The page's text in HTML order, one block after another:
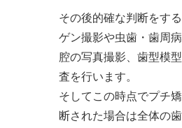
その後的確な判断をす
ゲン撮影や虫歯・歯周
腔の写真撮影、歯型模
査を行います。
そしてこの時点でプチ
断された場合は全体の